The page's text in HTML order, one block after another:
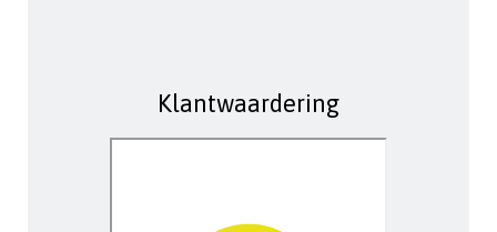
Klantwaardering